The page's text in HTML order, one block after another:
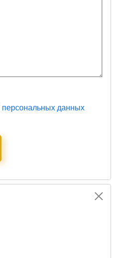
персональных данных